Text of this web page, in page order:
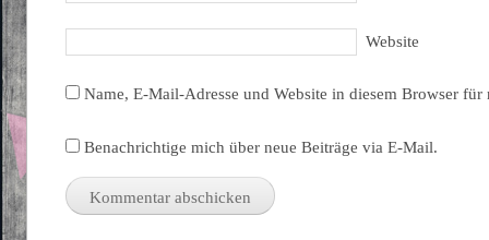
Website
Name, E-Mail-Adresse und Website in diesem Browser
Benachrichtige mich über neue Beiträge via E-Mail.